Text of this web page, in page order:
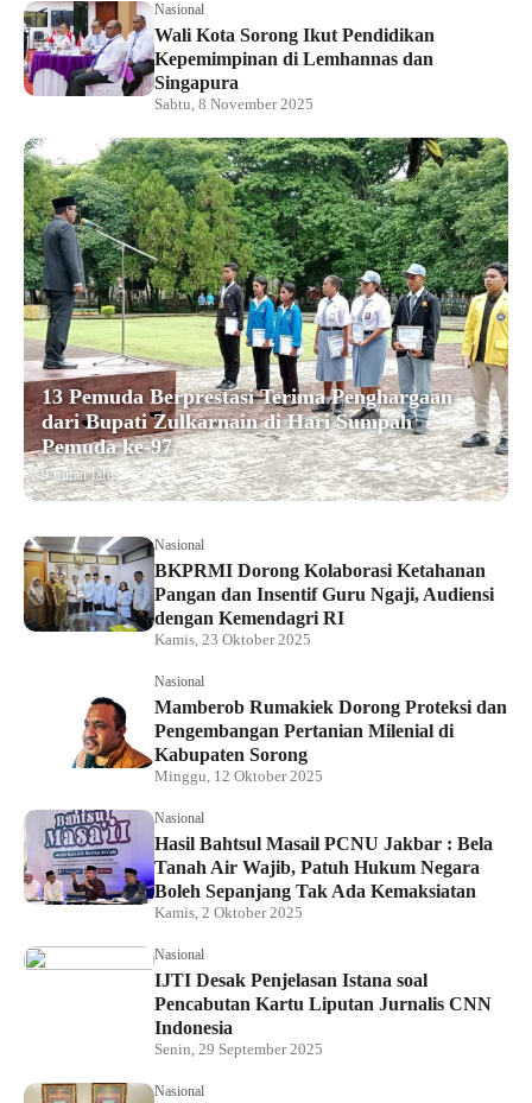
Nasional
Wali Kota Sorong Ikut Pendidikan
Kepemimpinan di Lemhannas dan
Singapura
Sabtu, 8 November 2025
13 Pemuda Berprestasi Terima Penghargaan
dari Bupati Zulkarnain di Hari Sumpah
Pemuda ke-97
9 bulan lalu
Nasional
BKPRMI Dorong Kolaborasi Ketahanan
Pangan dan Insentif Guru Ngaji, Audiensi
dengan Kemendagri RI
Kamis, 23 Oktober 2025
Nasional
Mamberob Rumakiek Dorong Proteksi dan
Pengembangan Pertanian Milenial di
Kabupaten Sorong
Minggu, 12 Oktober 2025
Nasional
Hasil Bahtsul Masail PCNU Jakbar : Bela
Tanah Air Wajib, Patuh Hukum Negara
Boleh Sepanjang Tak Ada Kemaksiatan
Kamis, 2 Oktober 2025
Nasional
IJTI Desak Penjelasan Istana soal
Pencabutan Kartu Liputan Jurnalis CNN
Indonesia
Senin, 29 September 2025
Nasional